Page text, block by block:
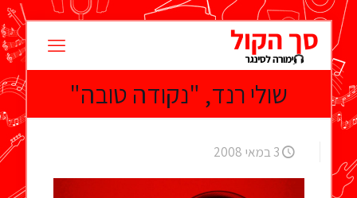
שולי רנד, "נקודה טובה"
3 במאי 2008